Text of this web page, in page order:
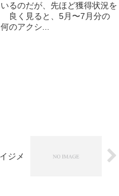
るのだが、先ほど獲得状況を
良く見ると、5月〜7月分の
のアクシ...
ジメ